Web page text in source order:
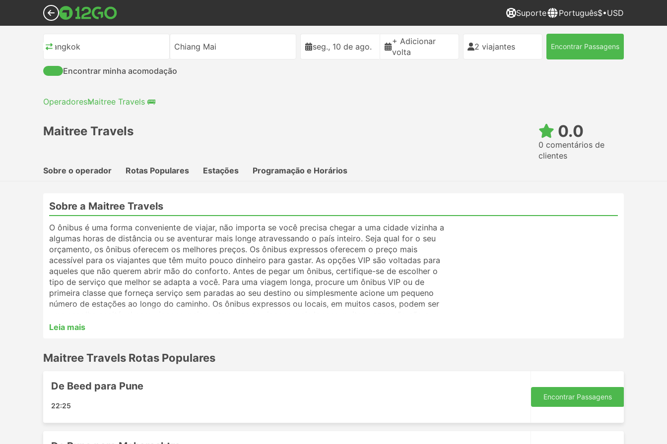
Suporte Português$•USD
Bangkok Chiang Mai seg., 10 de ago.
+ Adicionar
volta
2 viajantes Encontrar Passagens
Encontrar minha acomodação
OperadoresMaitree Travels 🚌
Maitree Travels 0.0
0 comentários de
clientes
Sobre o operador
Rotas Populares Estações Programação e Horários
Sobre a Maitree Travels
O ônibus é uma forma conveniente de viajar, não importa se você precisa chegar a uma cidade vizinha a
algumas horas de distância ou se aventurar mais longe atravessando o país inteiro. Seja qual for o seu
orçamento, os ônibus oferecem os melhores preços. Os ônibus expressos oferecem o preço mais
acessível para os viajantes que têm muito pouco dinheiro para gastar. As opções VIP são voltadas para
aqueles que não querem abrir mão do conforto. Antes de pegar um ônibus, certifique-se de escolher o
tipo de serviço que melhor se adapta a você. Para uma viagem longa, procure um ônibus VIP ou de
primeira classe que forneça serviço sem paradas ao seu destino ou simplesmente acione um pequeno
número de estações ao longo do caminho. Os ônibus expressos ou locais, em muitos casos, podem ser
melhor opção. Analise o cronograma antes de viajar, pois muitos destinos de longo curso são atendidos
irão ajudá-lo a escolher a melhor passagem e classe de ônibus.
Estações Populares da Maitree Travels
As principais estações contempladas pelos ônibus da Maitree Travels incluem:
Leia mais
Maitree Travels Rotas Populares
De Beed para Pune
22:25
Encontrar Passagens